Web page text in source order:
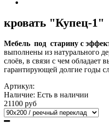
кровать "Купец-1"
Мебель под старину с
выполнены из натурального
слоёв, в связи с чем обладает
гарантирующей долгие годы
Артикул:
Наличие: Есть в наличии
21100 руб